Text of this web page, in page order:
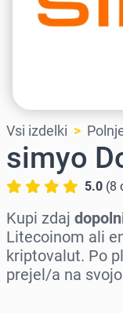
Vsi izdelki
simyo
5.0 (8
Kupi zdaj
Litecoinom ali
kriptovalut. Po
prejel/a na